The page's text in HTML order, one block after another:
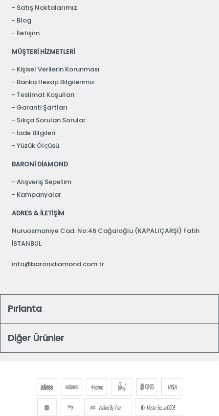
Satış Noktalarımız
Blog
İletişim
MÜŞTERİ HİZMETLERİ
Kişisel Verilerin Korunması
Banka Hesap Bilgilerimiz
Teslimat Koşulları
Garanti Şartları
Sıkça Sorulan Sorular
İade Bilgileri
Yüzük Ölçüsü
BARONİ DİAMOND
Alışveriş Sepetim
Kampanyalar
ADRES & İLETİŞİM
Nuruosmaniye Cad. No:46 Cağaloğlu (KAPALIÇARŞI) Fatih
İSTANBUL
info@baronidiamond.com.tr
Pırlanta
Diğer Ürünler